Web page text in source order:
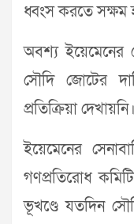
ধ্বংস করতে সক্ষম
অবশ্য ইয়েমেনের
সৌদি জোটের
প্রতিক্রিয়া দেখায়নি।
ইয়েমেনের
গণপ্রতিরোধ
ভূখণ্ডে যতদিন